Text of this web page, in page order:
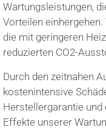
Wartungsleistungen,
Vorteilen
die mit geringeren
reduzierten CO2-
Durch den zeitnahen
kostenintensive
Herstellergarantie
Effekte unserer